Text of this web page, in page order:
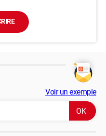
Voir un exemple